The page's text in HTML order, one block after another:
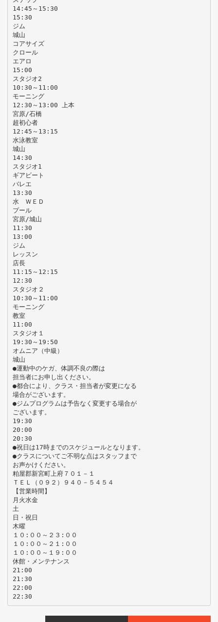
14:45～15:30
15:30
ジム
城山
コアサイズ
クロール
エアロ
15:00
スタジオ2
10:30～11:00
モーニング
12:30～13:00 上本
宮原/石橋
超初心者
12:45～13:15
水泳教室
城山
14:30
スタジオ1
ギアビート
バレエ
13:30
水 ＷＥＤ
プール
宮原/城山
11:30
13:00
ジム
レッスン
店長
11:15～12:15
12:30
スタジオ２
10:30～11:00
モーニング
教室
11:00
スタジオ１
19:30～19:50
オムニア（中級）
城山
●運動中のケガ、体調不良の際は
担当者にお申し出ください。
●都合により、クラス・担当者が変更になる
場合がございます。
●ジムプログラムは予告なく変更する場合が
ございます。
19:30
20:00
20:30
●祝日は17時までのスケジュールとなります。
●クラスについてご不明な点はスタッフまで
お声かけください。
粕屋郡新宮町上府７０１－１
ＴＥＬ（０９２）９４０－５４５４
【営業時間】
月火水金
土
日・祝日
木曜
１０:００～２３:００
１０:００～２１:００
１０:００～１９:００
休館・メンテナンス
21:00
21:30
22:00